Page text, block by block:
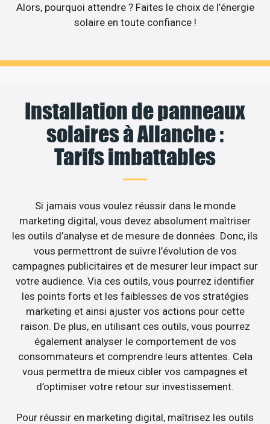
Alors, pourquoi attendre ? Faites le choix de l’énergie
solaire en toute confiance !
Installation de panneaux
solaires à Allanche :
Tarifs imbattables
Si jamais vous voulez réussir dans le monde
marketing digital, vous devez absolument maîtriser
les outils d’analyse et de mesure de données. Donc, ils
vous permettront de suivre l’évolution de vos
campagnes publicitaires et de mesurer leur impact sur
votre audience. Via ces outils, vous pourrez identifier
les points forts et les faiblesses de vos stratégies
marketing et ainsi ajuster vos actions pour cette
raison. De plus, en utilisant ces outils, vous pourrez
également analyser le comportement de vos
consommateurs et comprendre leurs attentes. Cela
vous permettra de mieux cibler vos campagnes et
d’optimiser votre retour sur investissement.
Pour réussir en marketing digital, maîtrisez les outils